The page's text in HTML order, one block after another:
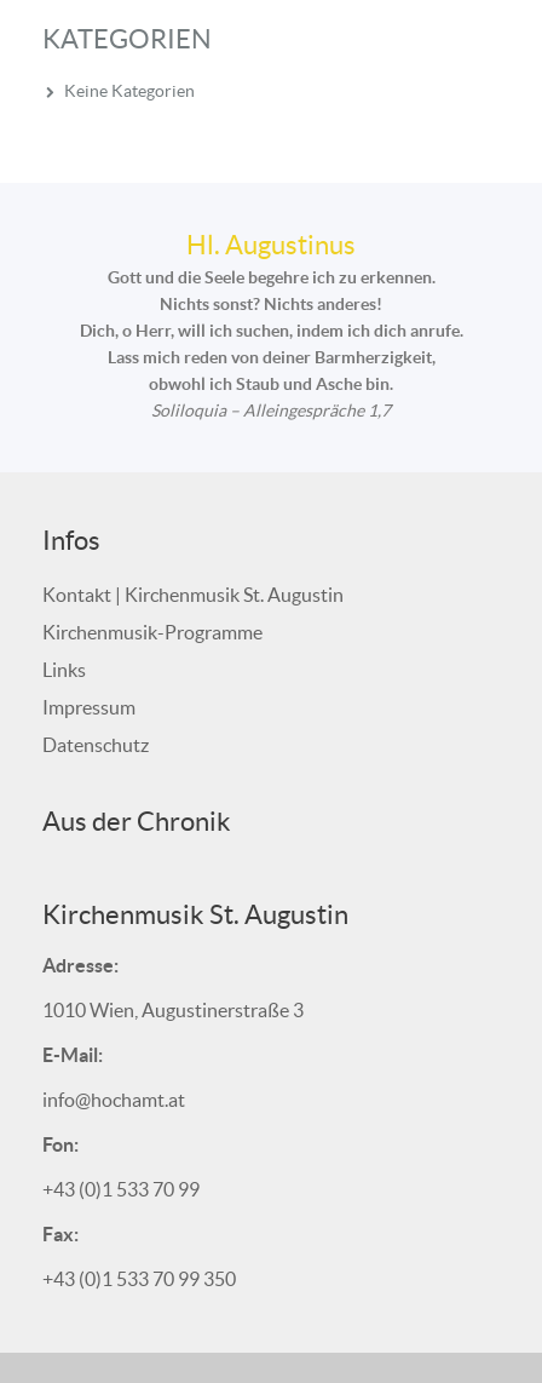
KATEGORIEN
Keine Kategorien
Hl. Augustinus
Gott und die Seele begehre ich zu erkennen.
Nichts sonst? Nichts anderes!
Dich, o Herr, will ich suchen, indem ich dich anrufe.
Lass mich reden von deiner Barmherzigkeit,
obwohl ich Staub und Asche bin.
Soliloquia – Alleingespräche 1,7
Infos
Kontakt | Kirchenmusik St. Augustin
Kirchenmusik-Programme
Links
Impressum
Datenschutz
Aus der Chronik
Kirchenmusik St. Augustin
Adresse:
1010 Wien, Augustinerstraße 3
E-Mail:
info@hochamt.at
Fon:
+43 (0)1 533 70 99
Fax:
+43 (0)1 533 70 99 350